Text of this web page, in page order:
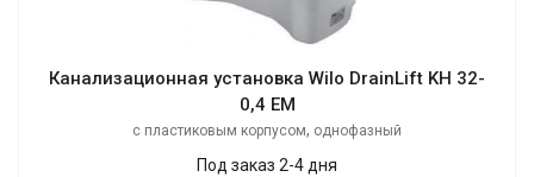
Канализационная установка Wilo DrainLift KH 32-
0,4 EM
с пластиковым корпусом, однофазный
Под заказ 2-4 дня